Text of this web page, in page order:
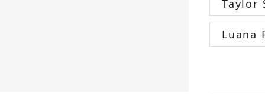
Taylor
Luana